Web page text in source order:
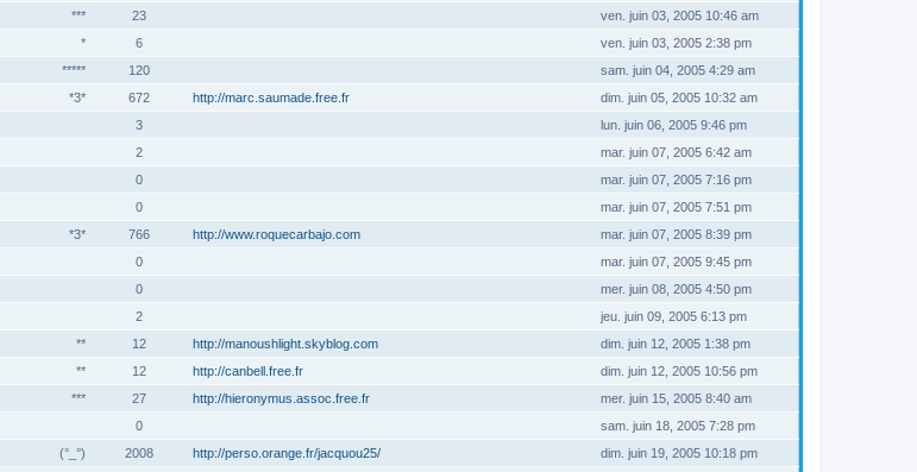
***
23
ven. juin 03, 2005 10:46 am
*
6
ven. juin 03, 2005 2:38 pm
*****
120
sam. juin 04, 2005 4:29 am
*3*
672 http://marc.saumade.free.fr
dim. juin 05, 2005 10:32 am
3
lun. juin 06, 2005 9:46 pm
2
mar. juin 07, 2005 6:42 am
0
mar. juin 07, 2005 7:16 pm
0
mar. juin 07, 2005 7:51 pm
*3*
766 http://www.roquecarbajo.com
mar. juin 07, 2005 8:39 pm
0
mar. juin 07, 2005 9:45 pm
0
mer. juin 08, 2005 4:50 pm
2
jeu. juin 09, 2005 6:13 pm
**
12 http://manoushlight.skyblog.com
dim. juin 12, 2005 1:38 pm
**
12 http://canbell.free.fr
dim. juin 12, 2005 10:56 pm
***
27 http://hieronymus.assoc.free.fr
mer. juin 15, 2005 8:40 am
0
sam. juin 18, 2005 7:28 pm
(°_°)
2008 http://perso.orange.fr/jacquou25/
dim. juin 19, 2005 10:18 pm